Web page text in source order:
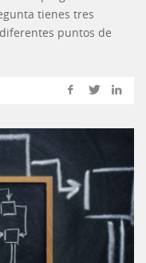
tienes tres
puntos de